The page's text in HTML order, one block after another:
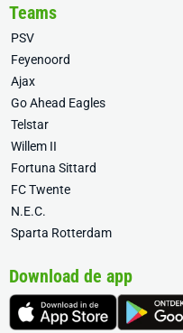
Teams
PSV
Feyenoord
Ajax
Go Ahead Eagles
Telstar
Willem II
Fortuna Sittard
FC Twente
N.E.C.
Sparta Rotterdam
Download de app